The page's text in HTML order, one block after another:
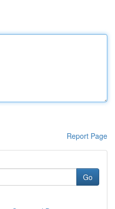
Report Page
Go